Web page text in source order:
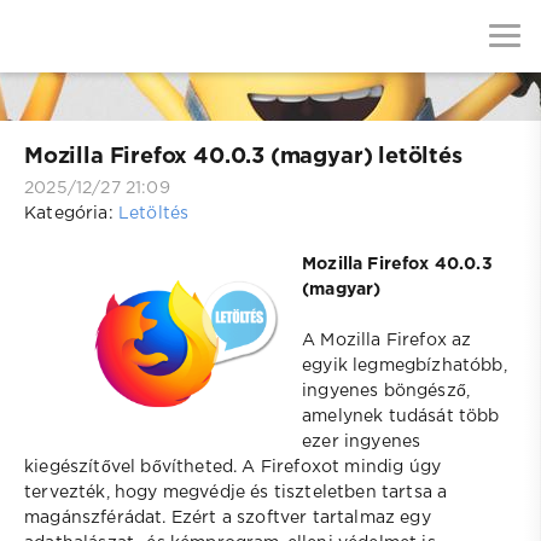
Mozilla Firefox 40.0.3 (magyar) letöltés
2025/12/27 21:09
Kategória:
Letöltés
Mozilla Firefox 40.0.3
(magyar)
A Mozilla Firefox az
egyik legmegbízhatóbb,
ingyenes böngésző,
amelynek tudását több
ezer ingyenes
kiegészítővel bővítheted. A Firefoxot mindig úgy
tervezték, hogy megvédje és tiszteletben tartsa a
magánszférádat. Ezért a szoftver tartalmaz egy